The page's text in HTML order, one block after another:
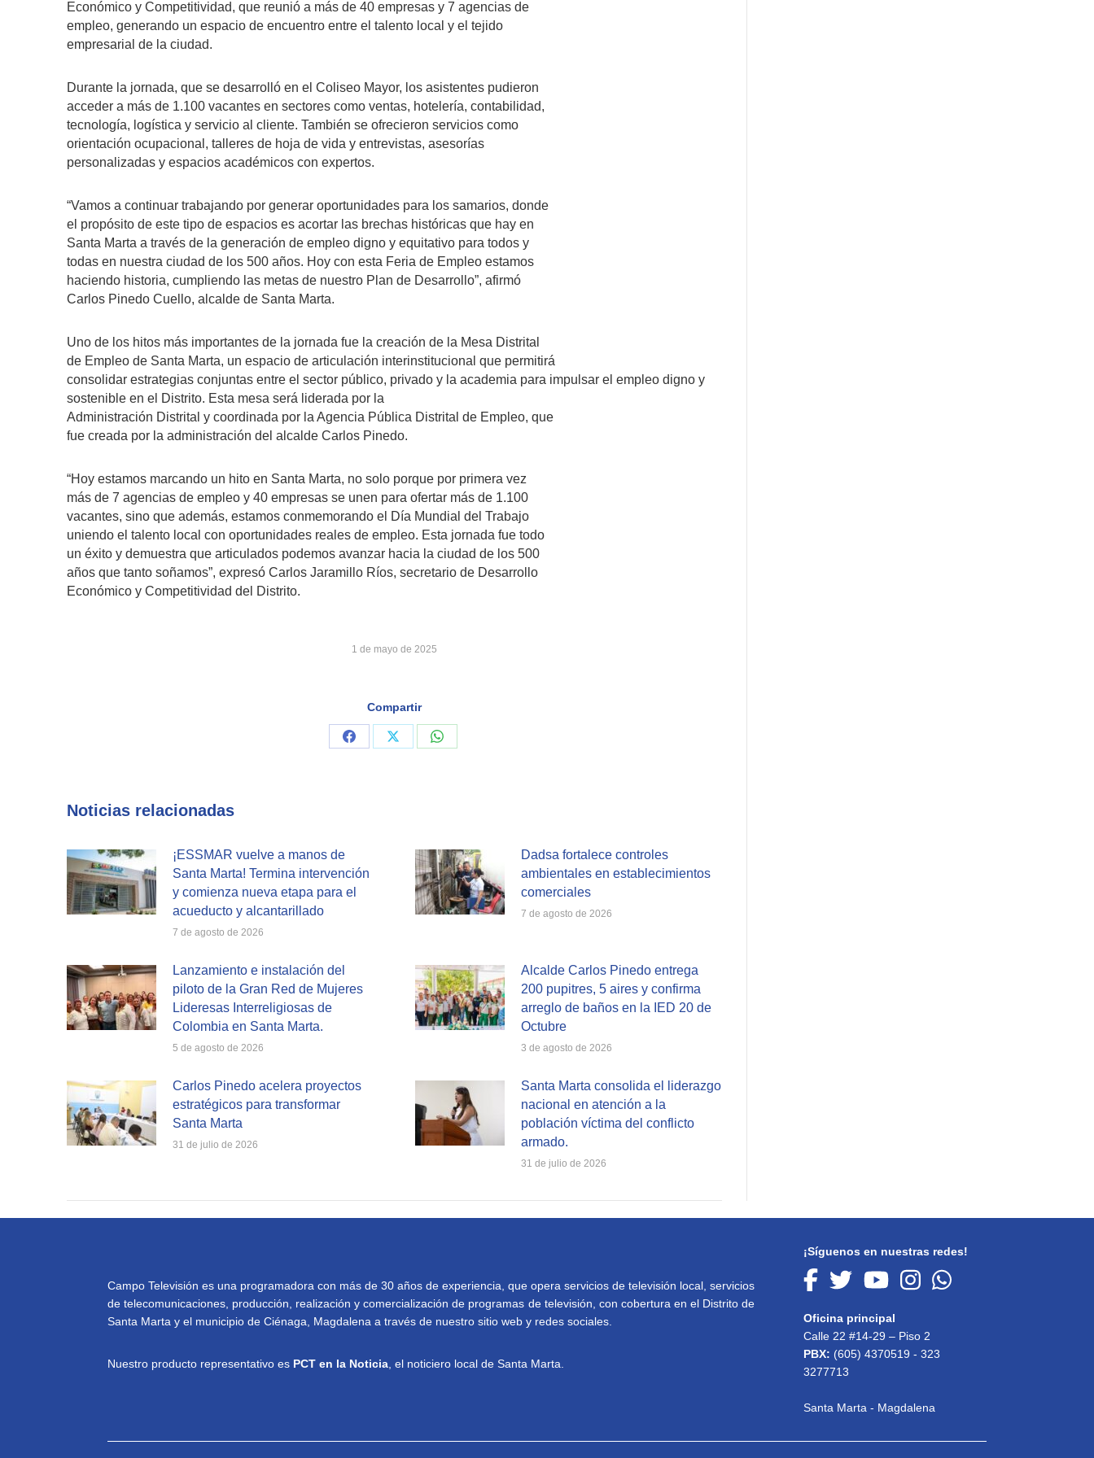
Económico y Competitividad, que reunió a más de 40 empresas y 7 agencias de
empleo, generando un espacio de encuentro entre el talento local y el tejido
empresarial de la ciudad.
Durante la jornada, que se desarrolló en el Coliseo Mayor, los asistentes pudieron
acceder a más de 1.100 vacantes en sectores como ventas, hotelería, contabilidad,
tecnología, logística y servicio al cliente. También se ofrecieron servicios como
orientación ocupacional, talleres de hoja de vida y entrevistas, asesorías
personalizadas y espacios académicos con expertos.
“Vamos a continuar trabajando por generar oportunidades para los samarios, donde
el propósito de este tipo de espacios es acortar las brechas históricas que hay en
Santa Marta a través de la generación de empleo digno y equitativo para todos y
todas en nuestra ciudad de los 500 años. Hoy con esta Feria de Empleo estamos
haciendo historia, cumpliendo las metas de nuestro Plan de Desarrollo”, afirmó
Carlos Pinedo Cuello, alcalde de Santa Marta.
Uno de los hitos más importantes de la jornada fue la creación de la Mesa Distrital
de Empleo de Santa Marta, un espacio de articulación interinstitucional que permitirá
consolidar estrategias conjuntas entre el sector público, privado y la academia para impulsar el empleo digno y
sostenible en el Distrito. Esta mesa será liderada por la
Administración Distrital y coordinada por la Agencia Pública Distrital de Empleo, que
fue creada por la administración del alcalde Carlos Pinedo.
“Hoy estamos marcando un hito en Santa Marta, no solo porque por primera vez
más de 7 agencias de empleo y 40 empresas se unen para ofertar más de 1.100
vacantes, sino que además, estamos conmemorando el Día Mundial del Trabajo
uniendo el talento local con oportunidades reales de empleo. Esta jornada fue todo
un éxito y demuestra que articulados podemos avanzar hacia la ciudad de los 500
años que tanto soñamos”, expresó Carlos Jaramillo Ríos, secretario de Desarrollo
Económico y Competitividad del Distrito.
1 de mayo de 2025
Compartir
Share
Share
Share
Noticias relacionadas
¡ESSMAR vuelve a manos de
Santa Marta! Termina intervención
y comienza nueva etapa para el
acueducto y alcantarillado
7 de agosto de 2026
Dadsa fortalece controles
ambientales en establecimientos
comerciales
7 de agosto de 2026
Lanzamiento e instalación del
piloto de la Gran Red de Mujeres
Lideresas Interreligiosas de
Colombia en Santa Marta.
5 de agosto de 2026
Alcalde Carlos Pinedo entrega
200 pupitres, 5 aires y confirma
arreglo de baños en la IED 20 de
Octubre
3 de agosto de 2026
Carlos Pinedo acelera proyectos
estratégicos para transformar
Santa Marta
31 de julio de 2026
Santa Marta consolida el liderazgo
nacional en atención a la
población víctima del conflicto
armado.
31 de julio de 2026
Campo Televisión es una programadora con más de 30 años de experiencia, que opera servicios de televisión local, servicios
de telecomunicaciones, producción, realización y comercialización de programas de televisión, con cobertura en el Distrito de
Santa Marta y el municipio de Ciénaga, Magdalena a través de nuestro sitio web y redes sociales.
Nuestro producto representativo es PCT en la Noticia , el noticiero local de Santa Marta.
¡Síguenos en nuestras redes!
Oficina principal
Calle 22 #14-29 – Piso 2
PBX: (605) 4370519 - 323
3277713
Santa Marta - Magdalena